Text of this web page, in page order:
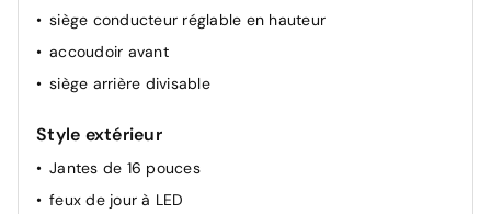
siège conducteur réglable en hauteur
accoudoir avant
siège arrière divisable
Style extérieur
Jantes de 16 pouces
feux de jour à LED